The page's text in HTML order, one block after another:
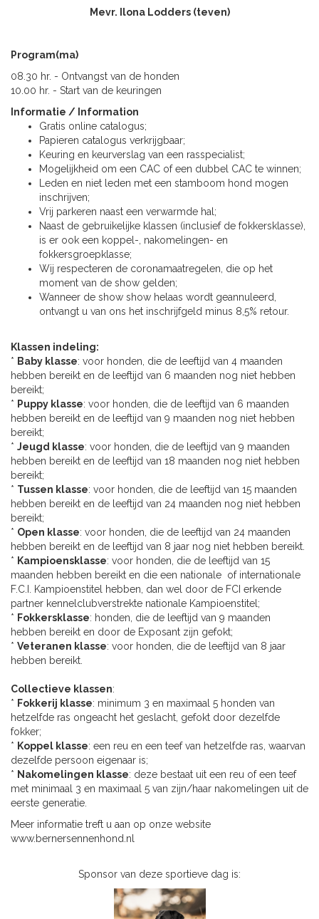
Mevr. Ilona Lodders (teven)
Program(ma)
08.30 hr. - Ontvangst van de honden
10.00 hr. - Start van de keuringen
Informatie / Information
Gratis online catalogus;
Papieren catalogus verkrijgbaar;
Keuring en keurverslag van een rasspecialist;
Mogelijkheid om een CAC of een dubbel CAC te winnen;
Leden en niet leden met een stamboom hond mogen
inschrijven;
Vrij parkeren naast een verwarmde hal;
Naast de gebruikelijke klassen (inclusief de fokkersklasse),
is er ook een koppel-, nakomelingen- en
fokkersgroepklasse;
Wij respecteren de coronamaatregelen, die op het
moment van de show gelden;
Wanneer de show show helaas wordt geannuleerd,
ontvangt u van ons het inschrijfgeld minus 8,5% retour.
Klassen indeling:
* Baby klasse: voor honden, die de leeftijd van 4 maanden
hebben bereikt en de leeftijd van 6 maanden nog niet hebben
bereikt;
* Puppy klasse: voor honden, die de leeftijd van 6 maanden
hebben bereikt en de leeftijd van 9 maanden nog niet hebben
bereikt;
* Jeugd klasse: voor honden, die de leeftijd van 9 maanden
hebben bereikt en de leeftijd van 18 maanden nog niet hebben
bereikt;
* Tussen klasse: voor honden, die de leeftijd van 15 maanden
hebben bereikt en de leeftijd van 24 maanden nog niet hebben
bereikt;
* Open klasse: voor honden, die de leeftijd van 24 maanden
hebben bereikt en de leeftijd van 8 jaar nog niet hebben bereikt.
* Kampioensklasse: voor honden, die de leeftijd van 15
maanden hebben bereikt en die een nationale of internationale
F.C.I. Kampioenstitel hebben, dan wel door de FCI erkende
partner kennelclubverstrekte nationale Kampioenstitel;
* Fokkersklasse: honden, die de leeftijd van 9 maanden
hebben bereikt en door de Exposant zijn gefokt;
* Veteranen klasse: voor honden, die de leeftijd van 8 jaar
hebben bereikt.
Collectieve klassen:
* Fokkerij klasse: minimum 3 en maximaal 5 honden van
hetzelfde ras ongeacht het geslacht, gefokt door dezelfde
fokker;
* Koppel klasse: een reu en een teef van hetzelfde ras, waarvan
dezelfde persoon eigenaar is;
* Nakomelingen klasse: deze bestaat uit een reu of een teef
met minimaal 3 en maximaal 5 van zijn/haar nakomelingen uit de
eerste generatie.
Meer informatie treft u aan op onze website
www.bernersennenhond.nl
Sponsor van deze sportieve dag is: